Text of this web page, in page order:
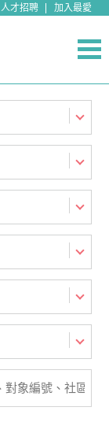
人才招聘 加入最愛